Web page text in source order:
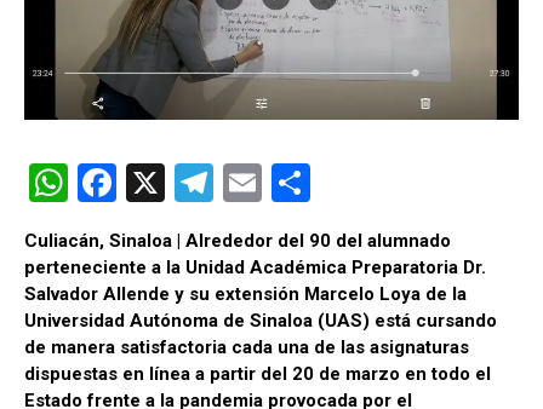
W
h
at
s
A
p
F
a
ce
b
o
o
X
T
el
e
gr
a
m
E
m
ail
o
m
p
ar
tir
Culiacán, Sinaloa | Alrededor del 90 del alumnado
perteneciente a la Unidad Académica Preparatoria Dr.
Salvador Allende y su extensión Marcelo Loya de la
Universidad Autónoma de Sinaloa (UAS) está cursando
de manera satisfactoria cada una de las asignaturas
dispuestas en línea a partir del 20 de marzo en todo el
Estado frente a la pandemia provocada por el